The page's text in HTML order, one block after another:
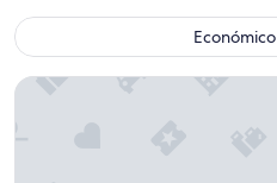
Económico
Sea Crest Oceanfront Resort